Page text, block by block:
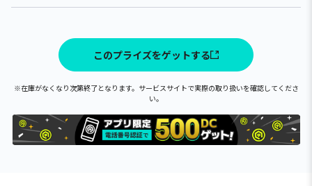
このプライズをゲットする
※在庫がなくなり次第終了となります。サービスサイトで実際の取り扱いを確認してくださ
い。